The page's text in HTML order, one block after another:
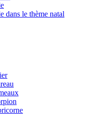
dans le thème natal